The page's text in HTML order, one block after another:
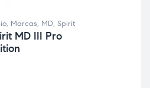
, Marcas, MD, Spirit
MD III Pro